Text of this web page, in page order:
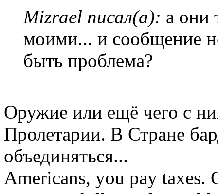
Mizrael писал(а): а они
моими... и сообщение
быть проблема?
Оружие или ещё чего с
Пролетарии. В Стране
объединяться...
Americans, you pay taxes.